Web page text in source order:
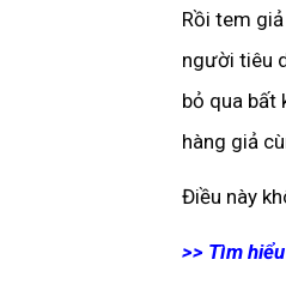
Rồi tem
người tiêu
bỏ qua bất
hàng giả
Điều này
>> Tìm